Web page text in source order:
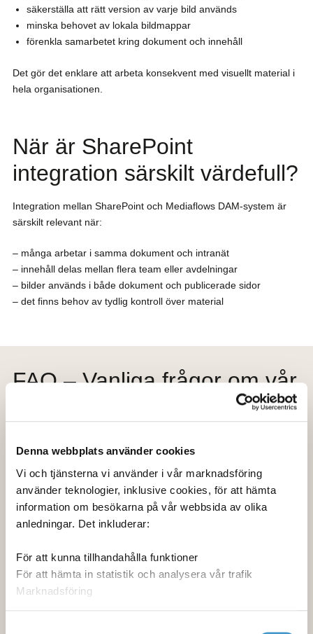
Denna webbplats använder cookies
Vi och tjänsterna vi använder i vår marknadsföring
använder teknologier, inklusive cookies, för att hämta
information om besökarna på vår webbsida av olika
anledningar. Det inkluderar:
För att kunna tillhandahålla funktioner
För att hämta in statistik och analysera vår trafik
Marknadsföring
säkerställa att rätt version av varje bild används
minska behovet av lokala bildmappar
förenkla samarbetet kring dokument och innehåll
Det gör det enklare att arbeta konsekvent med visuellt material i
hela organisationen.
När är SharePoint
integration särskilt värdefull?
Integration mellan SharePoint och Mediaflows DAM-system är
särskilt relevant när:
– många arbetar i samma dokument och intranät
– innehåll delas mellan flera team eller avdelningar
– bilder används i både dokument och publicerade sidor
– det finns behov av tydlig kontroll över material
FAQ – Vanliga frågor om vår
integration till Sharepoint
Är integrationen en egen produkt?
Behöver användare arbeta på ett nytt sätt?
Kan vi styra vilka bilder som används?